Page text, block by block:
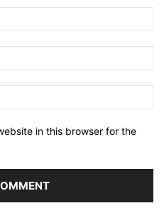
in this browser for the